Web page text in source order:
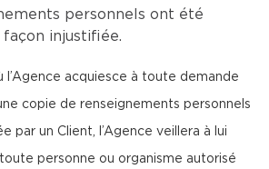
personnels ont été
injustifiée.
l’Agence acquiesce à toute demande
copie de renseignements personnels
par un Client, l’Agence veillera à lui
personne ou organisme autorisé